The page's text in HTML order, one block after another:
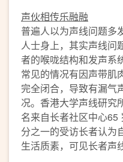
声伙相传乐融融
普遍人以为声线问题多
人士身上，其实声线问
者的喉咙结构和发声系
常见的情况有因声带肌
完全闭合，导致有漏气
况。香港大学声线研究
名来自长者社区中心65
分之一的受访长者认为
生活质素，可见长者声